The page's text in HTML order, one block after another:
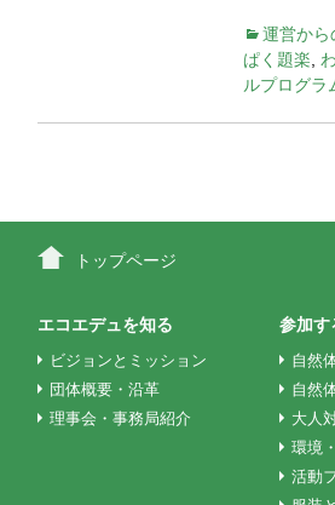
運営から
ぱく題楽
ルプログラ
稿
ナ
ビ
トップページ
エコエデュを知る
ビジョンとミッション
団体概要・沿革
理事会・事務局紹介
参加す
自然
自然
大人
環境
活動